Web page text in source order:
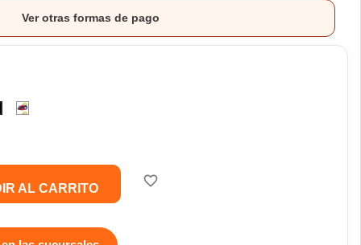
Ver otras formas de pago
negroElegí
AL CARRITO favorite_border